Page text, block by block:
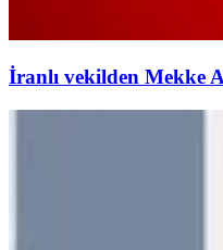
İranlı vekilden Mekke